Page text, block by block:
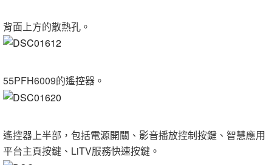
背面上方的散熱孔。
55PFH6009的遙控器。
遙控器上半部，包括電源開關、影音播放控制按鍵、智慧應用
平台主頁按鍵、LiTV服務快速按鍵。